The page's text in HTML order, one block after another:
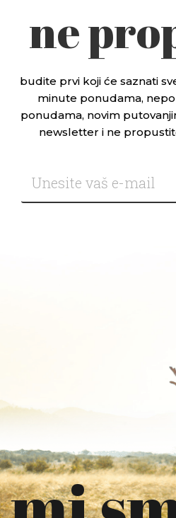
ne
budite prvi koji će saznati
minute ponudama,
ponudama, novim
newsletter i ne